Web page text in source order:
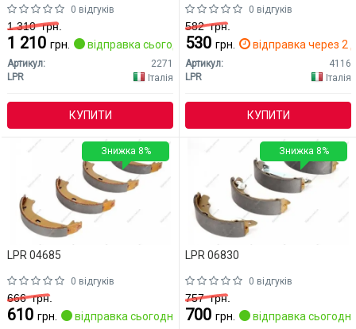
0 відгуків
1 310грн.
1 210 грн. відправка сьогодні
Артикул:
2271
LPR
Італія
КУПИТИ
0 відгуків
582грн.
530 грн. відправка через 2
Артикул:
4116
LPR
Італія
КУПИТИ
LPR 04685
0 відгуків
666грн.
610 грн. відправка сьогодні
Знижка 8%
LPR 06830
0 відгуків
757грн.
700 грн. відправка сьогодні
Знижка 8%